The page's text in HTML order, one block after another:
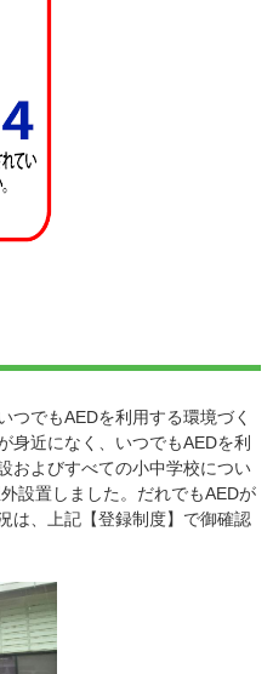
つでもAEDを利用する環境づく
身近になく、いつでもAEDを利
およびすべての小中学校につい
設置しました。だれでもAEDが
は、上記【登録制度】で御確認